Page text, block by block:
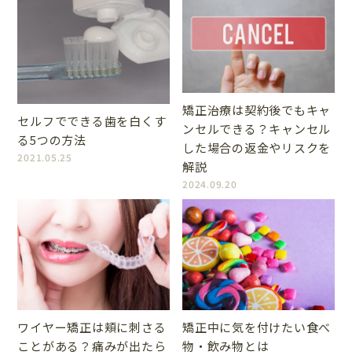
セルフでできる歯を白くす
る5つの方法
2021.05.25
矯正治療は契約後でもキャ
ンセルできる？キャンセル
した場合の返金やリスクを
解説
2024.09.20
ワイヤー矯正は頬に刺さる
ことがある？痛みが出たら
矯正中に気を付けたい食べ
物・飲み物とは